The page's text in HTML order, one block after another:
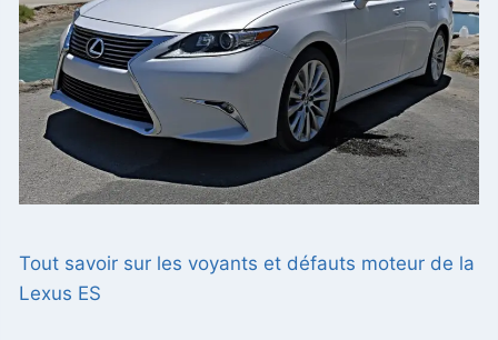
Tout savoir sur les voyants et défauts moteur de la
Lexus ES